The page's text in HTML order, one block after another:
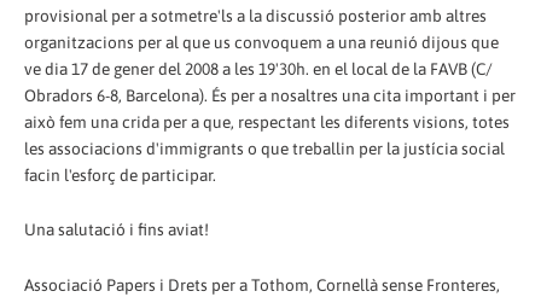
provisional per a sotmetre'ls a la discussió posterior amb altres
organitzacions per al que us convoquem a una reunió dijous que
ve dia 17 de gener del 2008 a les 19'30h. en el local de la FAVB (C/
Obradors 6-8, Barcelona). És per a nosaltres una cita important i per
això fem una crida per a que, respectant les diferents visions, totes
les associacions d'immigrants o que treballin per la justícia social
facin l'esforç de participar.
Una salutació i fins aviat!
Associació Papers i Drets per a Tothom, Cornellà sense Fronteres,